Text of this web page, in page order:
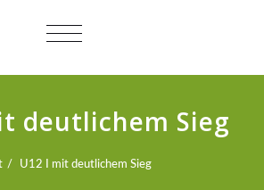
NAVIGATION
deutlichem Sieg
U12 I mit deutlichem Sieg